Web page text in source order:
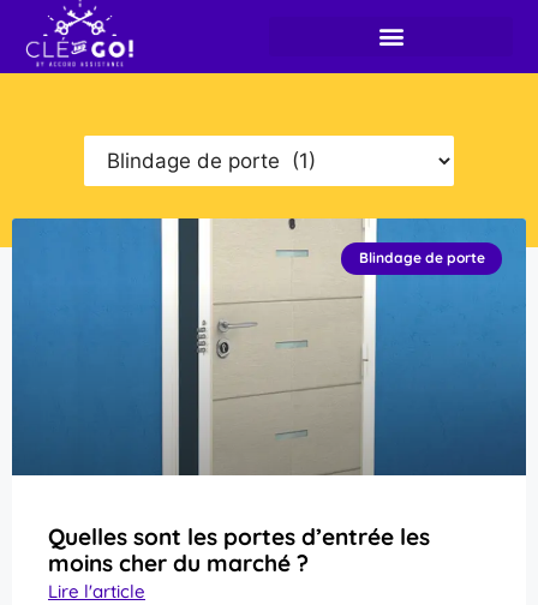
Blindage de porte
Quelles sont les portes d’entrée les
moins cher du marché ?
Lire l'article